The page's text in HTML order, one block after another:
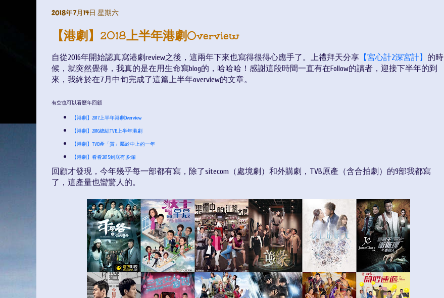
2018年7月14日 星期六
【港劇】2018上半年港劇Overview
自從2016年開始認真寫港劇review之後，這兩年下來也寫得很得心應手了。上禮拜天分享 【宮心計2深宮計】 的時
候，就突然覺得，我真的是在用生命寫blog的，哈哈哈！感謝這段時間一直有在Follow的讀者，迎接下半年的到
來，我終於在7月中旬完成了這篇上半年overview的文章。
有空也可以看歷年回顧
【港劇】2017上半年港劇Overview
【港劇】2016總結TVB上半年港劇
【港劇】TVB產「質」屬於中上的一年
【港劇】看看2015到底有多爛
回顧才發現，今年幾乎每一部都有寫，除了sitecom（處境劇）和外購劇，TVB原產（含合拍劇）的9部我都寫
了，這產量也蠻驚人的。